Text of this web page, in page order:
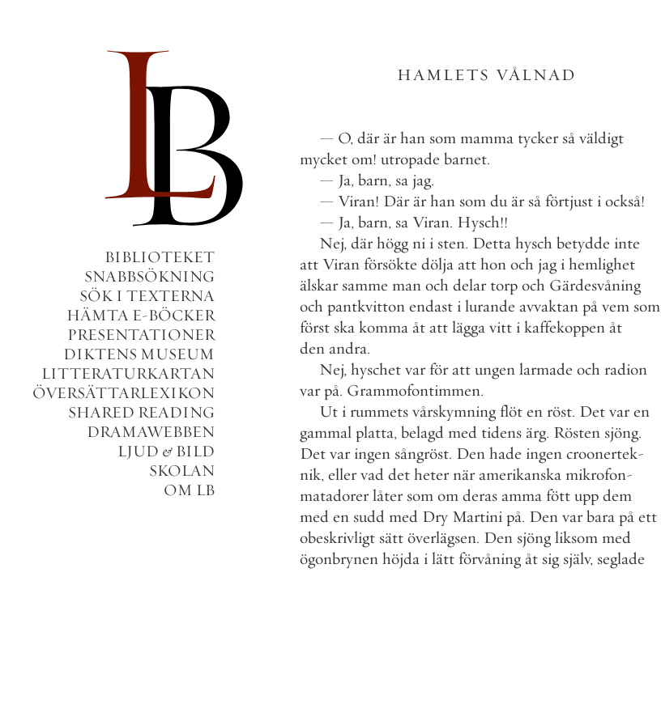
BIBLIOTEKET
SNABBSÖKNING
SÖK I TEXTERNA
HÄMTA E-BÖCKER
PRESENTATIONER
DIKTENS MUSEUM
LITTERATURKARTAN
ÖVERSÄTTARLEXIKON
SHARED READING
DRAMAWEBBEN
LJUD & BILD
SKOLAN
OM LB
HAMLETS VÅLNAD
— O, där är han som mamma tycker så väldigt
mycket om! utropade barnet.
— Ja, barn, sa jag.
— Viran! Där är han som du är så förtjust i också!
— Ja, barn, sa Viran. Hysch!!
Nej, där högg ni i sten. Detta hysch betydde inte
att Viran försökte dölja att hon och jag i hemlighet
älskar samme man och delar torp och Gärdesvåning
och pantkvitton endast i lurande avvaktan på vem som
först ska komma åt att lägga vitt i kaffekoppen åt
den andra.
Nej, hyschet var för att ungen larmade och radion
var på. Grammofontimmen.
Ut i rummets vårskymning flöt en röst. Det var en
gammal platta, belagd med tidens ärg. Rösten sjöng.
Det var ingen sångröst. Den hade ingen croonertek-
nik, eller vad det heter när amerikanska mikrofon-
matadorer låter som om deras amma fött upp dem
med en sudd med Dry Martini på. Den var bara på ett
obeskrivligt sätt överlägsen. Den sjöng liksom med
ögonbrynen höjda i lätt förvåning åt sig själv, seglade